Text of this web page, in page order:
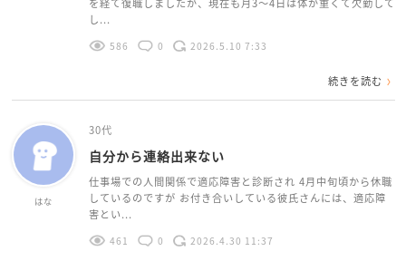
を経て復職しましたが、現在も月3〜4日は体が重くて欠勤して
し...
586 0 2026.5.10 7:33
続きを読む
はな
30代
自分から連絡出来ない
仕事場での人間関係で適応障害と診断され 4月中旬頃から休職
しているのですが お付き合いしている彼氏さんには、適応障
害とい...
461 0 2026.4.30 11:37